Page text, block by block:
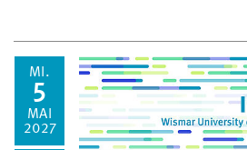
MI.
5
MAI
2027